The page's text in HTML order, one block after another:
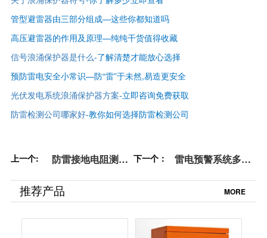
管型避雷器由三部分组成—这些你都知道吗
高压避雷器的作用及原理—纯纯干货值得收藏
信号浪涌保护器是什么-了解清楚才能放心选择
预防雷电安全小常识—防“雷”于未然,易造更安全
光伏发电系统浪涌保护器方案-立即咨询免费获取
防雷检测公司哪家好-教你如何选择防雷检测公司
上一个:
防雷接地电阻测试
参数齐全！【易造
防雷】
下一个：
雷电预警系统多少
的价格都在这里
【易造防雷】
推荐产品 MORE